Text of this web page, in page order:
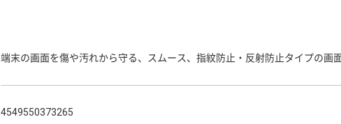
端末の画面を傷や汚れから守る、スムース、指紋防止・反射防止タイプの画
4549550373265